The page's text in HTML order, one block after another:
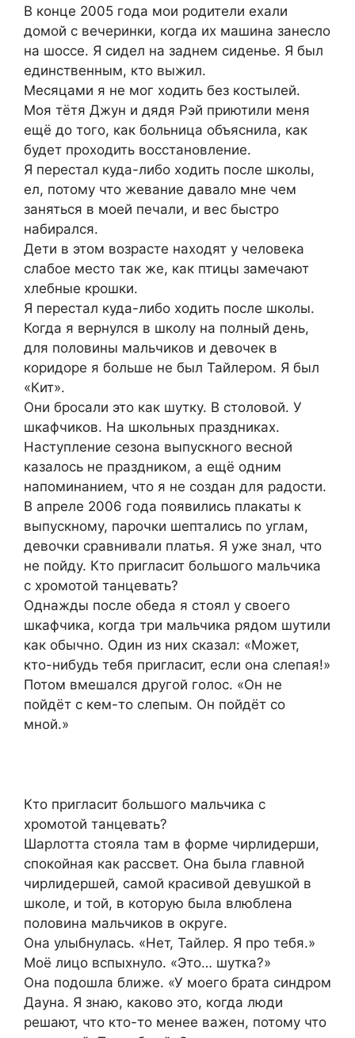
В конце 2005 года мои родители ехали
домой с вечеринки, когда их машина занесло
на шоссе. Я сидел на заднем сиденье. Я был
единственным, кто выжил.
Месяцами я не мог ходить без костылей.
Моя тётя Джун и дядя Рэй приютили меня
ещё до того, как больница объяснила, как
будет проходить восстановление.
Я перестал куда-либо ходить после школы,
ел, потому что жевание давало мне чем
заняться в моей печали, и вес быстро
набирался.
Дети в этом возрасте находят у человека
слабое место так же, как птицы замечают
хлебные крошки.
Я перестал куда-либо ходить после школы.
Когда я вернулся в школу на полный день,
для половины мальчиков и девочек в
коридоре я больше не был Тайлером. Я был
«Кит».
Они бросали это как шутку. В столовой. У
шкафчиков. На школьных праздниках.
Наступление сезона выпускного весной
казалось не праздником, а ещё одним
напоминанием, что я не создан для радости.
В апреле 2006 года появились плакаты к
выпускному, парочки шептались по углам,
девочки сравнивали платья. Я уже знал, что
не пойду. Кто пригласит большого мальчика
с хромотой танцевать?
Однажды после обеда я стоял у своего
шкафчика, когда три мальчика рядом шутили
как обычно. Один из них сказал: «Может,
кто-нибудь тебя пригласит, если она слепая!»
Потом вмешался другой голос. «Он не
пойдёт с кем-то слепым. Он пойдёт со
мной.»
Кто пригласит большого мальчика с
хромотой танцевать?
Шарлотта стояла там в форме чирлидерши,
спокойная как рассвет. Она была главной
чирлидершей, самой красивой девушкой в
школе, и той, в которую была влюблена
половина мальчиков в округе.
Она улыбнулась. «Нет, Тайлер. Я про тебя.»
Моё лицо вспыхнуло. «Это… шутка?»
Она подошла ближе. «У моего брата синдром
Дауна. Я знаю, каково это, когда люди
решают, что кто-то менее важен, потому что